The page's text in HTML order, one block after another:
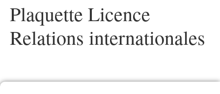
Plaquette Licence
Relations internationales